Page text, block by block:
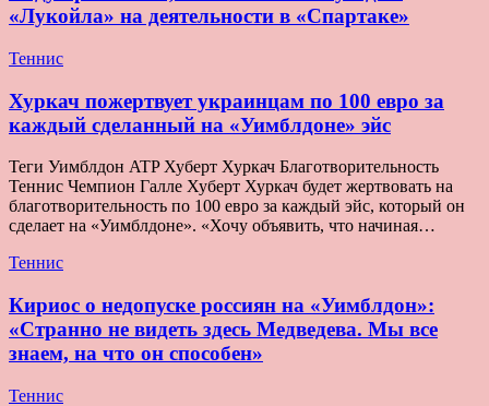
«Лукойла» на деятельности в «Спартаке»
Теннис
Хуркач пожертвует украинцам по 100 евро за
каждый сделанный на «Уимблдоне» эйс
Теги Уимблдон ATP Хуберт Хуркач Благотворительность
Теннис Чемпион Галле Хуберт Хуркач будет жертвовать на
благотворительность по 100 евро за каждый эйс, который он
сделает на «Уимблдоне». «Хочу объявить, что начиная…
Теннис
Кириос о недопуске россиян на «Уимблдон»:
«Странно не видеть здесь Медведева. Мы все
знаем, на что он способен»
Теннис